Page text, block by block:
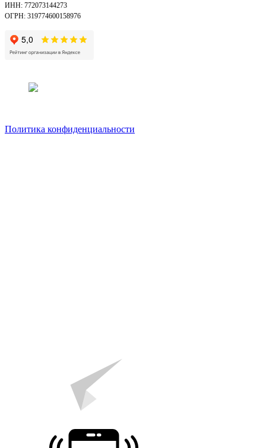
ИНН: 772073144273
ОГРН: 319774600158976
Политика конфиденциальности